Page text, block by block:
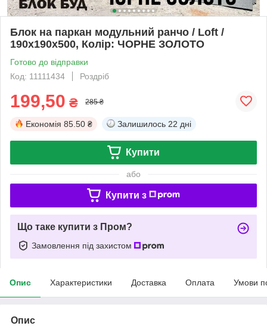
Блок на паркан модульний ранчо / Loft /
190x190x500, Колір: ЧОРНЕ ЗОЛОТО
Готово до відправки
Код: 11111434
Роздріб
199,50 ₴ 285 ₴
Економія 85.50 ₴ Залишилось 22 дні
Купити
або
Купити з
Що таке купити з Пром?
Замовлення під захистом
Опис Характеристики Доставка Оплата Умови
Опис